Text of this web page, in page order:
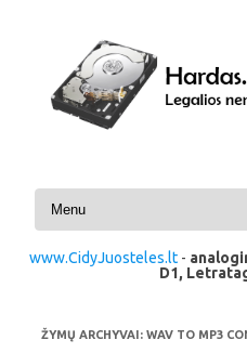
Pereiti prie turinio
www.CidyJuosteles.lt-
D1,
ŽYMŲ ARCHYVAI: WAV TO MP3